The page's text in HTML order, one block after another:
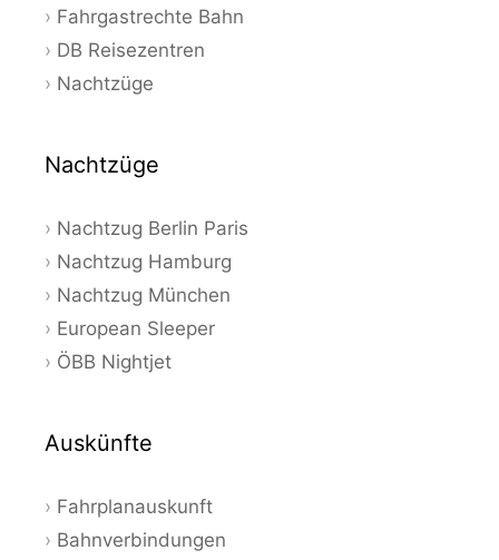
Fahrgastrechte Bahn
DB Reisezentren
Nachtzüge
Nachtzüge
Nachtzug Berlin Paris
Nachtzug Hamburg
Nachtzug München
European Sleeper
ÖBB Nightjet
Auskünfte
Fahrplanauskunft
Bahnverbindungen